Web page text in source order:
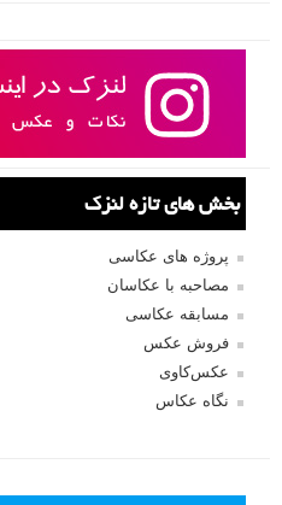
بخش های تازه لنزک
پروژه های عکاسی
مصاحبه با عکاسان
مسابقه عکاسی
فروش عکس
عکس‌کاوی
نگاه عکاس